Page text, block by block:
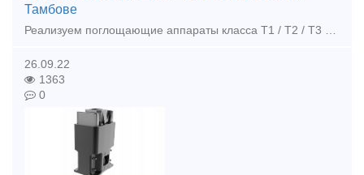
Тамбове
Реализуем поглощающие аппараты класса Т1 / Т2 / Т3 - б/у, освидетельствованные: - Поглощающий аппарат АПЭ-90 - 45 000,00 руб. без НДС - Поглощающий аппарат АПЭ-120 - 45 000,00 руб. без НДС - Погл
26.09.22
1363
0